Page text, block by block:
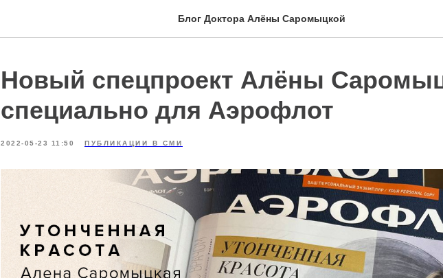
Блог Доктора Алёны Саромыцкой
Новый спецпроект Алёны
специально для Аэрофлот
2022-05-23 11:50 ПУБЛИКАЦИИ В СМИ